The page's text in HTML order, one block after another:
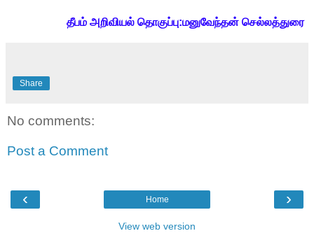
தீபம் அறிவியல் தொகுப்பு:மனுவேந்தன் செல்லத்துரை
Share
No comments:
Post a Comment
‹ ›
Home
View web version